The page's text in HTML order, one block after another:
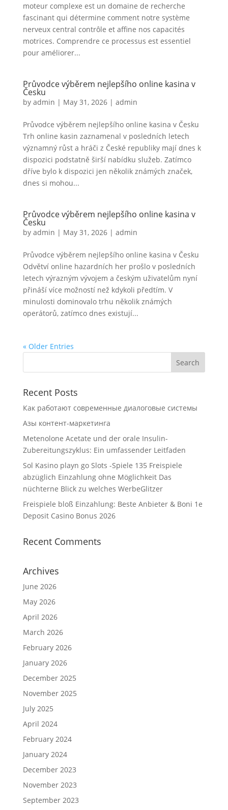
moteur complexe est un domaine de recherche
fascinant qui détermine comment notre système
nerveux central contrôle et affine nos capacités
motrices. Comprendre ce processus est essentiel
pour améliorer...
Průvodce výběrem nejlepšího online kasina v
Česku
by admin | May 31, 2026| admin
Průvodce výběrem nejlepšího online kasina v Česku
Trh online kasin zaznamenal v posledních letech
významný růst a hráči z České republiky mají dnes k
dispozici podstatně širší nabídku služeb. Zatímco
dříve bylo k dispozici jen několik známých značek,
dnes si mohou...
Průvodce výběrem nejlepšího online kasina v
Česku
by admin | May 31, 2026| admin
Průvodce výběrem nejlepšího online kasina v Česku
Odvětví online hazardních her prošlo v posledních
letech výrazným vývojem a českým uživatelům nyní
přináší více možností než kdykoli předtím. V
minulosti dominovalo trhu několik známých
operátorů, zatímco dnes existují...
« Older Entries
Recent Posts
Как работают современные диалоговые системы
Азы контент-маркетинга
Metenolone Acetate und der orale Insulin-
Zubereitungszyklus: Ein umfassender Leitfaden
Sol Kasino playn go Slots -Spiele 135 Freispiele
abzüglich Einzahlung ohne Möglichkeit Das
nüchterne Blick zu welches WerbeGlitzer
Freispiele bloß Einzahlung: Beste Anbieter & Boni 1e
Deposit Casino Bonus 2026
Recent Comments
Archives
June 2026
May 2026
April 2026
March 2026
February 2026
January 2026
December 2025
November 2025
July 2025
April 2024
February 2024
January 2024
December 2023
November 2023
September 2023